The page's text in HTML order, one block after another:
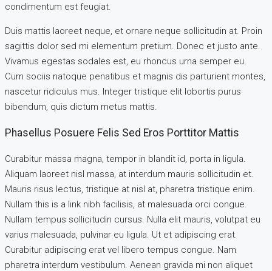
condimentum est feugiat.
Duis mattis laoreet neque, et ornare neque sollicitudin at. Proin
sagittis dolor sed mi elementum pretium. Donec et justo ante.
Vivamus egestas sodales est, eu rhoncus urna semper eu.
Cum sociis natoque penatibus et magnis dis parturient montes,
nascetur ridiculus mus. Integer tristique elit lobortis purus
bibendum, quis dictum metus mattis.
Phasellus Posuere Felis Sed Eros Porttitor Mattis
Curabitur massa magna, tempor in blandit id, porta in ligula.
Aliquam laoreet nisl massa, at interdum mauris sollicitudin et.
Mauris risus lectus, tristique at nisl at, pharetra tristique enim.
Nullam this is a link nibh facilisis, at malesuada orci congue.
Nullam tempus sollicitudin cursus. Nulla elit mauris, volutpat eu
varius malesuada, pulvinar eu ligula. Ut et adipiscing erat.
Curabitur adipiscing erat vel libero tempus congue. Nam
pharetra interdum vestibulum. Aenean gravida mi non aliquet